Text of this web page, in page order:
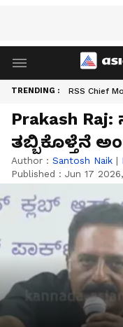
TRENDING : RSS Chief
Prakash
ತಬ್ಬಿಕೊಳ್ತೆನೆ
Author : Santosh Naik |
Published : Jun 17